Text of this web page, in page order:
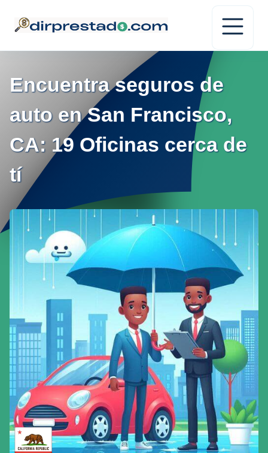
Encuentra seguros de
auto en San Francisco,
CA: 19 Oficinas cerca de
tí